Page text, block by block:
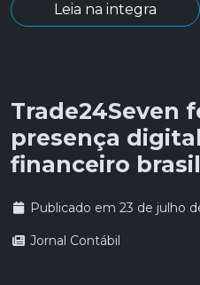
Leia na integra
Trade24Seven
presença
financeiro
Publicado em 23 de julho
Jornal Contábil